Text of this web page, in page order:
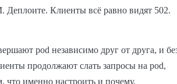
Клиенты всё равно видят 502.
pod независимо друг от друга, и
продолжают слать запросы на pod,
что именно настроить и почему.